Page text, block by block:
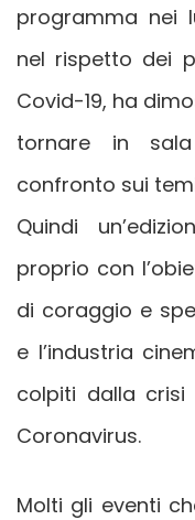
programma nei
nel rispetto dei
Covid-19, ha
tornare in
confronto sui
Quindi
proprio con
di coraggio e
e l’industria
colpiti dalla
Coronavirus.
Molti gli eventi